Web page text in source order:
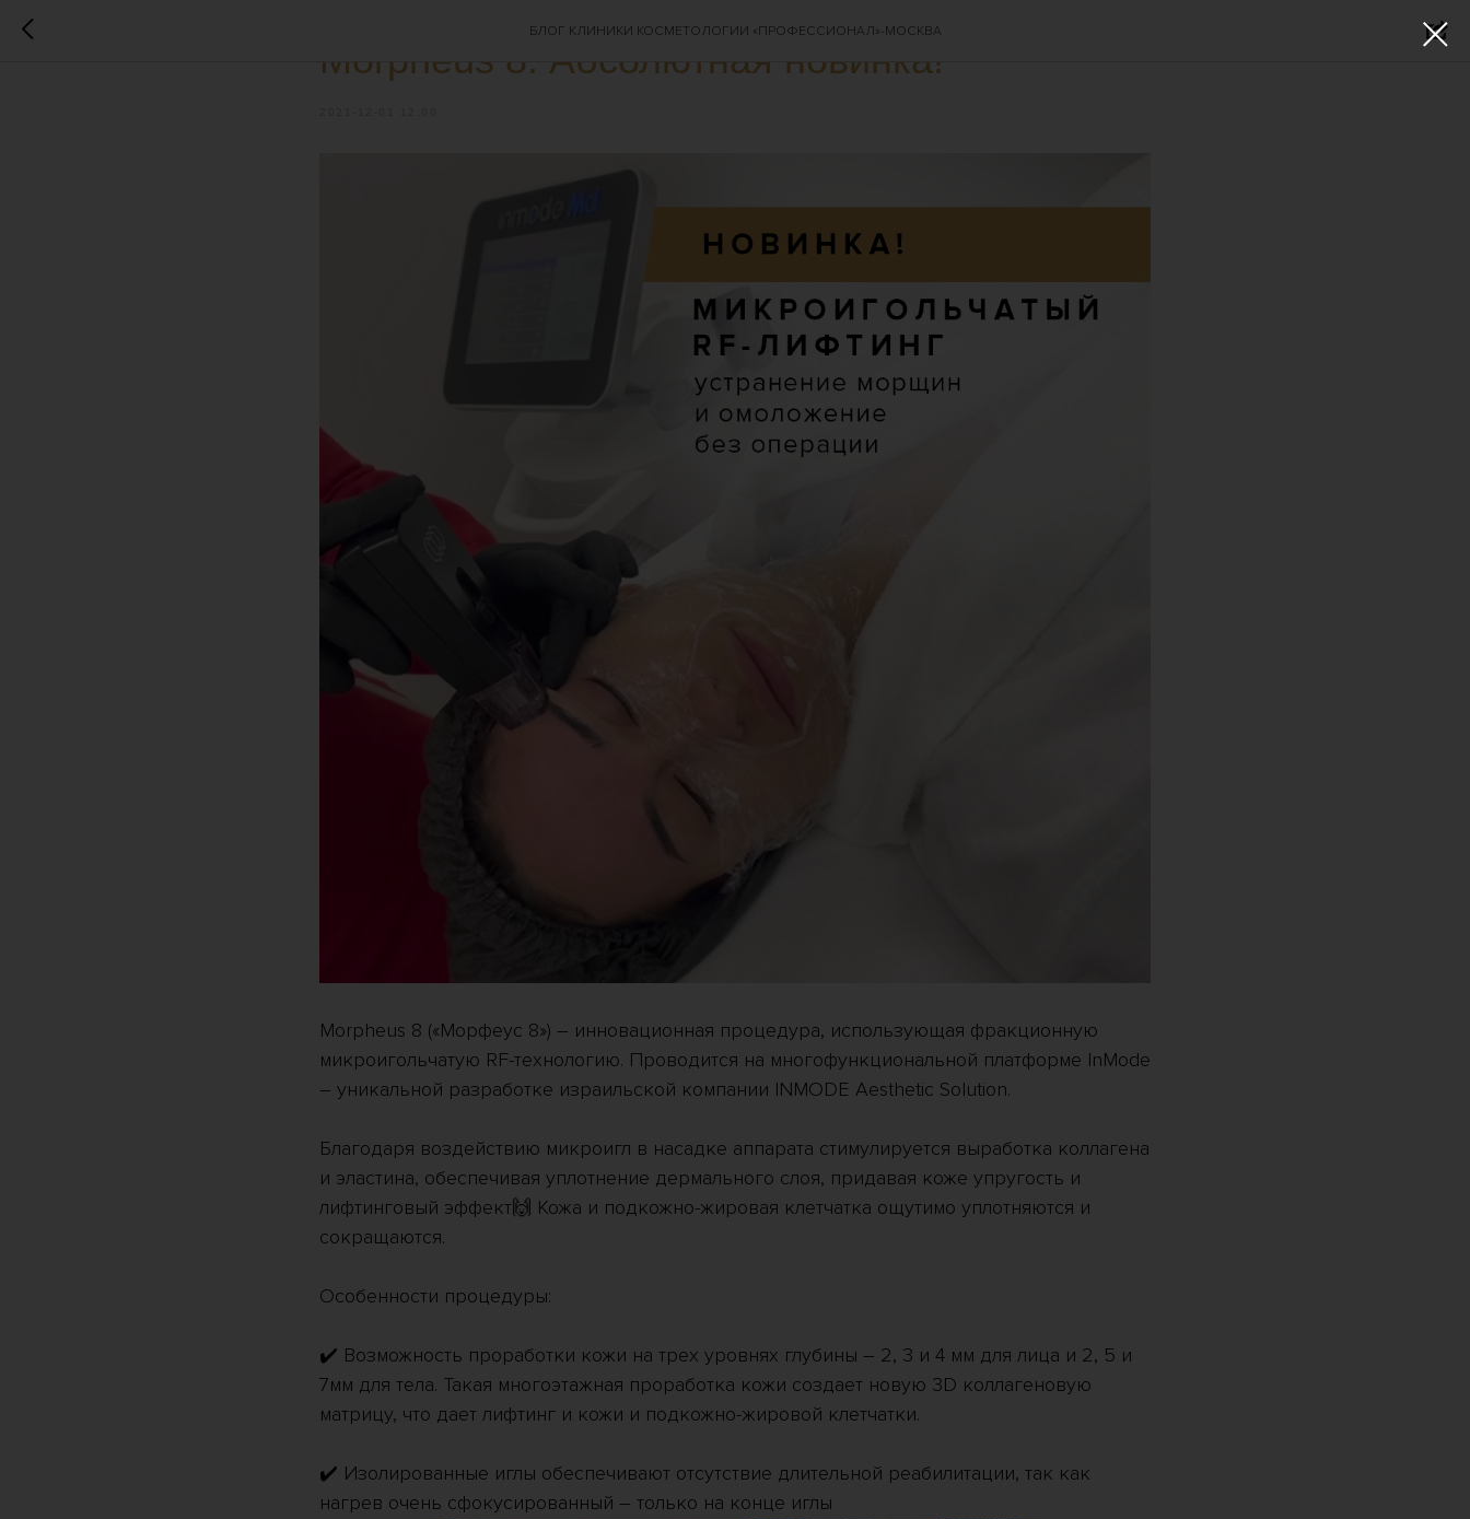
БЛОГ КЛИНИКИ КОСМЕТОЛОГИИ «ПРОФЕССИОНАЛ»-МОСКВА
Morpheus 8. Абсолютная новинка!
Morpheus 8 («Морфеус 8») – инновационная процедура, использующая фракционную
микроигольчатую RF-технологию. Проводится на многофункциональной платформе InMode
– уникальной разработке израильской компании INMODE Aesthetic Solution.
Благодаря воздействию микроигл в насадке аппарата стимулируется выработка коллагена
и эластина, обеспечивая уплотнение дермального слоя, придавая коже упругость и
лифтинговый эффект🙌 Кожа и подкожно-жировая клетчатка ощутимо уплотняются и
сокращаются.
Особенности процедуры:
✔️ Возможность проработки кожи на трех уровнях глубины – 2, 3 и 4 мм для лица и 2, 5 и
7мм для тела. Такая многоэтажная проработка кожи создает новую 3D коллагеновую
матрицу, что дает лифтинг и кожи и подкожно-жировой клетчатки.
✔️ Изолированные иглы обеспечивают отсутствие длительной реабилитации, так как
нагрев очень сфокусированный – только на конце иглы